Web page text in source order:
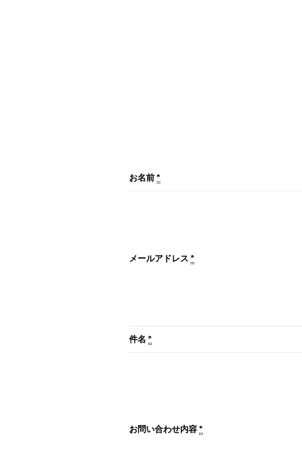
お名前 *
メールアドレス *
件名 *
お問い合わせ内容 *